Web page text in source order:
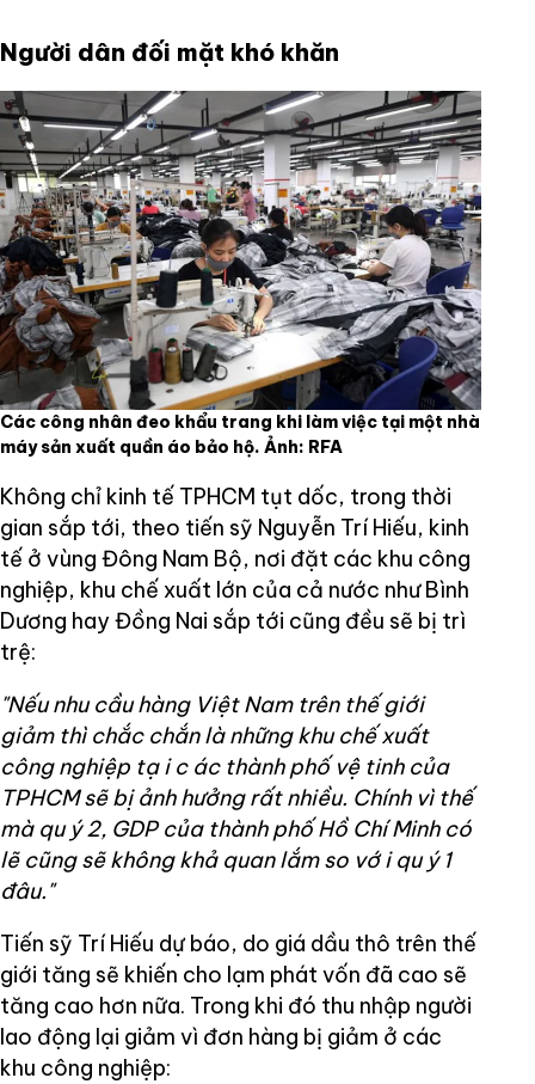
Người dân đối mặt khó khăn
Các công nhân đeo khẩu trang khi làm việc tại một nhà
máy sản xuất quần áo bảo hộ. Ảnh: RFA
Không chỉ kinh tế TPHCM tụt dốc, trong thời
gian sắp tới, theo tiến sỹ Nguyễn Trí Hiếu, kinh
tế ở vùng Đông Nam Bộ, nơi đặt các khu công
nghiệp, khu chế xuất lớn của cả nước như Bình
Dương hay Đồng Nai sắp tới cũng đều sẽ bị trì
trệ:
"Nếu nhu cầu hàng Việt Nam trên thế giới
giảm thì chắc chắn là những khu chế xuất
công nghiệp tạ i c ác thành phố vệ tinh của
TPHCM sẽ bị ảnh hưởng rất nhiều. Chính vì thế
mà qu ý 2, GDP của thành phố Hồ Chí Minh có
lẽ cũng sẽ không khả quan lắm so vớ i qu ý 1
đâu."
Tiến sỹ Trí Hiếu dự báo, do giá dầu thô trên thế
giới tăng sẽ khiến cho lạm phát vốn đã cao sẽ
tăng cao hơn nữa. Trong khi đó thu nhập người
lao động lại giảm vì đơn hàng bị giảm ở các
khu công nghiệp: